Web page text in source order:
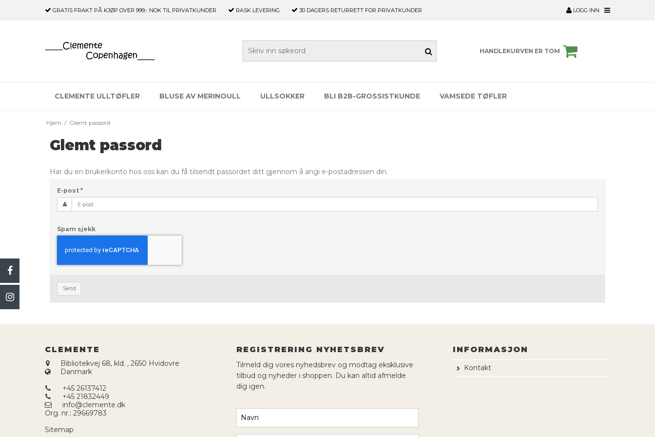
GRATIS FRAKT PÅ KJØP OVER 999,- NOK TIL PRIVATKUNDER RASK LEVERING 30 DAGERS RETURRETT FOR PRIVATKUNDER LOGG INN
HANDLEKURVEN ER TOM
CLEMENTE ULLTØFLER BLUSE AV MERINOULL ULLSOKKER BLI B2B-GROSSISTKUNDE VAMSEDE TØFLER
Hjem / Glemt passord
Glemt passord
Har du en brukerkonto hos oss kan du få tilsendt passordet ditt gjennom å angi e-postadressen din.
E-post *
Spam sjekk
Send
CLEMENTE
Bibliotekvej 68, kld. , 2650 Hvidovre
Danmark
+45 26137412
+45 21832449
info@clemente.dk
Org. nr.: 29669783
Sitemap
REGISTRERING NYHETSBREV
Tilmeld dig vores nyhedsbrev og modtag eksklusive
tilbud og nyheder i shoppen. Du kan altid afmelde
dig igen.
INFORMASJON
Kontakt